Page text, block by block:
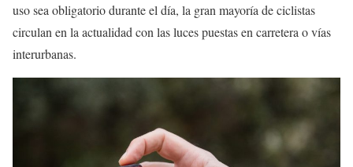
uso sea obligatorio durante el día, la gran mayoría de ciclistas
circulan en la actualidad con las luces puestas en carretera o vías
interurbanas.